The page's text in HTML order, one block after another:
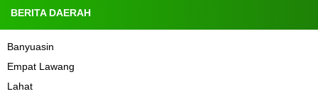
BERITA DAERAH
Banyuasin
Empat Lawang
Lahat